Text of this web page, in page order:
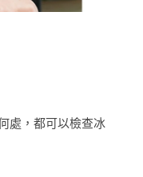
處，都可以檢查冰